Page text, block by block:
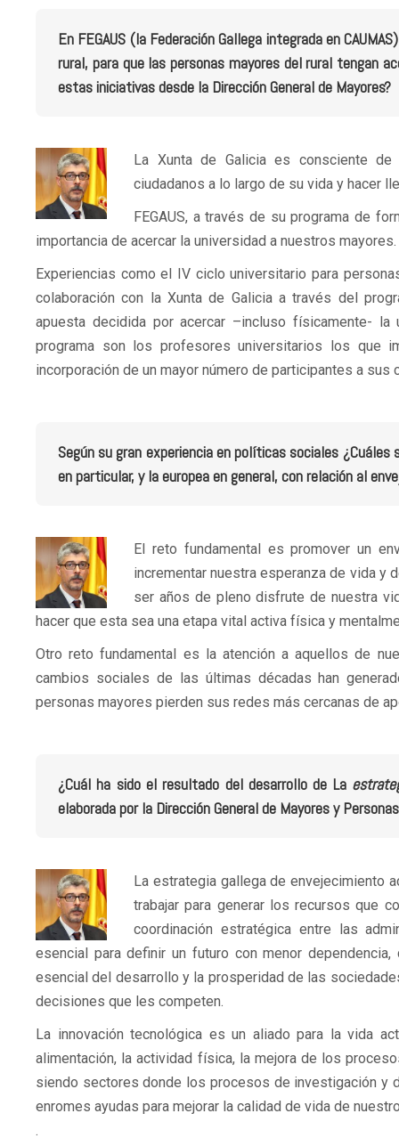
En FEGAUS (la Federación Gallega integrada en
rural, para que las personas mayores del rural tengan
estas iniciativas desde la Dirección General de Mayores?
La Xunta de Galicia es consciente
ciudadanos a lo largo de su vida y hacer
FEGAUS, a través de su programa de
importancia de acercar la universidad a nuestros mayores.
Experiencias como el IV ciclo universitario para
colaboración con la Xunta de Galicia a través del
apuesta decidida por acercar –incluso físicamente-
programa son los profesores universitarios los que
incorporación de un mayor número de participantes a sus
Según su gran experiencia en políticas sociales
en particular, y la europea en general, con relación al
El reto fundamental es promover un
incrementar nuestra esperanza de vida y
ser años de pleno disfrute de nuestra
hacer que esta sea una etapa vital activa física y
Otro reto fundamental es la atención a aquellos de
cambios sociales de las últimas décadas han
personas mayores pierden sus redes más cercanas de
¿Cuál ha sido el resultado del desarrollo de La
elaborada por la Dirección General de Mayores y
La estrategia gallega de envejecimiento
trabajar para generar los recursos que
coordinación estratégica entre las
esencial para definir un futuro con menor
esencial del desarrollo y la prosperidad de las
decisiones que les competen.
La innovación tecnológica es un aliado para la vida
alimentación, la actividad física, la mejora de los
siendo sectores donde los procesos de investigación y
enromes ayudas para mejorar la calidad de vida de
.